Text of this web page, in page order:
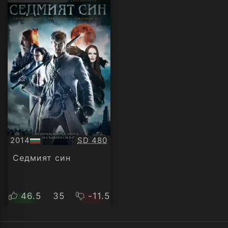
рейтинг:
2014
БГ
аудио
Качество:
SD 480
Седмият син
46.5 35 -11.5